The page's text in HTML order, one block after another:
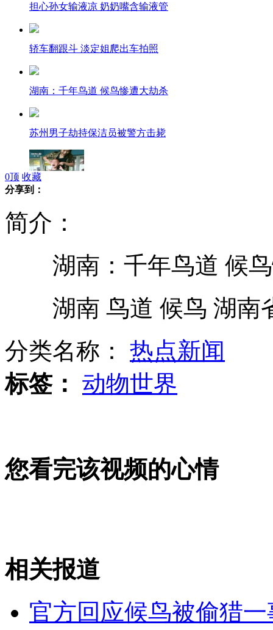
担心孙女输液凉 奶奶嘴含输液管
轿车翻跟斗 淡定姐爬出车拍照
湖南：千年鸟道 候鸟惨遭大劫杀
苏州男子劫持保洁员被警方击毙
《新闻1+1》：“虐童”的女教师
空军首批双学士女飞行员单独驾机
松鼠盯上万圣节面具 笑点多多
女孩北京地铁殴打老人 痛下狠手拳打脚踢
外交部：反对强权政治霸凌主义
外交部：有关国家言论片面不公正
0顶 收藏
分享到：
简介：
湖南：千年鸟道 候鸟
湖南 鸟道 候鸟 湖南
分类名称： 热点新闻
标签： 动物世界
您看完该视频的心情
相关报道
官方回应候鸟被偷猎